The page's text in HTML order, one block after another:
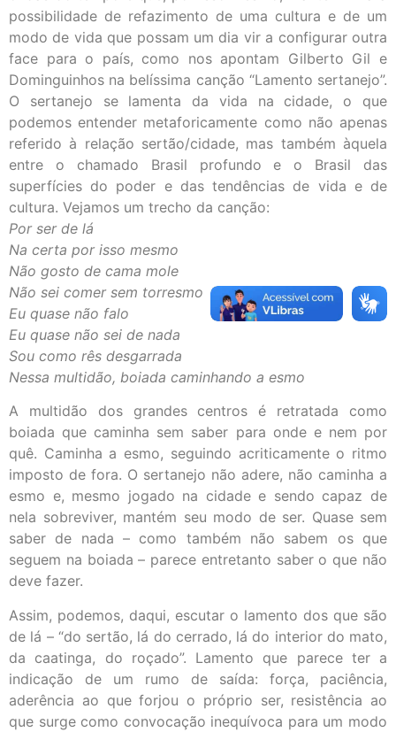
possibilidade de refazimento de uma cultura e de um
modo de vida que possam um dia vir a configurar outra
face para o país, como nos apontam Gilberto Gil e
Dominguinhos na belíssima canção “Lamento sertanejo”.
O sertanejo se lamenta da vida na cidade, o que
podemos entender metaforicamente como não apenas
referido à relação sertão/cidade, mas também àquela
entre o chamado Brasil profundo e o Brasil das
superfícies do poder e das tendências de vida e de
cultura. Vejamos um trecho da canção:
Por ser de lá
Na certa por isso mesmo
Não gosto de cama mole
Não sei comer sem torresmo
Eu quase não falo
Eu quase não sei de nada
Sou como rês desgarrada
Nessa multidão, boiada caminhando a esmo
A multidão dos grandes centros é retratada como
boiada que caminha sem saber para onde e nem por
quê. Caminha a esmo, seguindo acriticamente o ritmo
imposto de fora. O sertanejo não adere, não caminha a
esmo e, mesmo jogado na cidade e sendo capaz de
nela sobreviver, mantém seu modo de ser. Quase sem
saber de nada – como também não sabem os que
seguem na boiada – parece entretanto saber o que não
deve fazer.
Assim, podemos, daqui, escutar o lamento dos que são
de lá – “do sertão, lá do cerrado, lá do interior do mato,
da caatinga, do roçado”. Lamento que parece ter a
indicação de um rumo de saída: força, paciência,
aderência ao que forjou o próprio ser, resistência ao
que surge como convocação inequívoca para um modo